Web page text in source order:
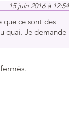
15 juin 2016 à 12:54
que ce sont des
quai. Je demande